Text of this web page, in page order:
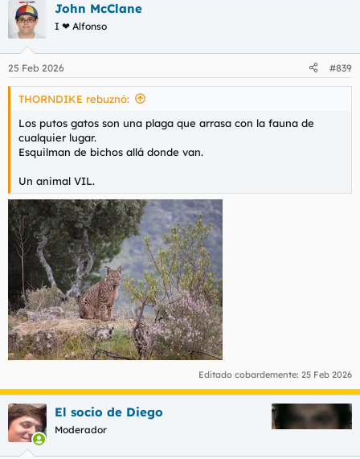
c
c
e
s
John McClane
I ❤ Alfonso
25 Feb 2026 #839
THORNDIKE rebuznó:
Los putos gatos son una plaga que arrasa con la fauna de
cualquier lugar.
Esquilman de bichos allá donde van.
Un animal VIL.
Editado cobardemente: 25 Feb 2026
El socio de Diego
Moderador